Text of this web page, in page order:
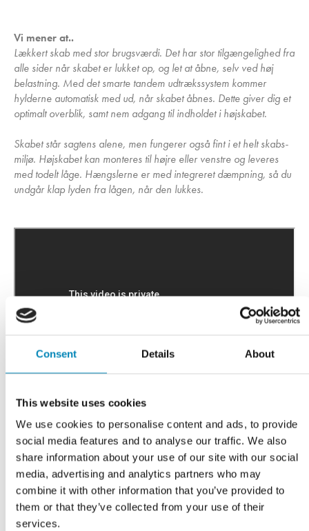
Consent Details About
This website uses cookies
We use cookies to personalise content and ads, to provide
social media features and to analyse our traffic. We also
share information about your use of our site with our social
media, advertising and analytics partners who may
combine it with other information that you’ve provided to
them or that they’ve collected from your use of their
services.
Vi mener at..
Lækkert skab med stor brugsværdi. Det har stor tilgængelighed fra
alle sider når skabet er lukket op, og let at åbne, selv ved høj
belastning. Med det smarte tandem udtrækssystem kommer
hylderne automatisk med ud, når skabet åbnes. Dette giver dig et
optimalt overblik, samt nem adgang til indholdet i højskabet.
Skabet står sagtens alene, men fungerer også fint i et helt skabs-
miljø. Højskabet kan monteres til højre eller venstre og leveres
med todelt låge. Hængslerne er med integreret dæmpning, så du
undgår klap lyden fra lågen, når den lukkes.
Har du husket?